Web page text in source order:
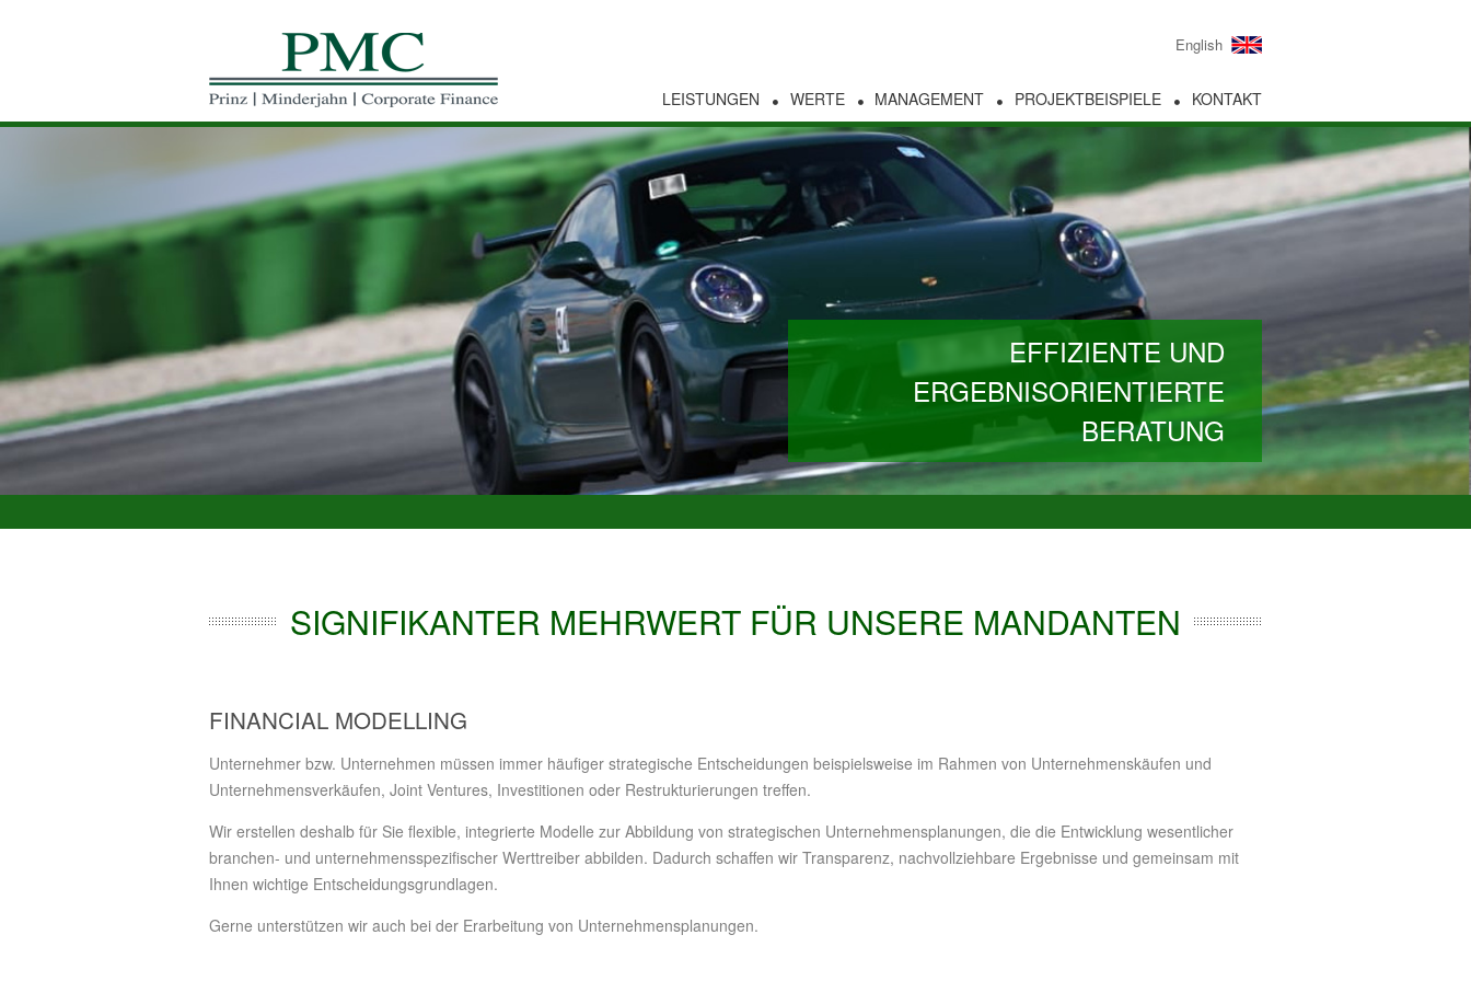
English
LEISTUNGEN WERTE MANAGEMENT PROJEKTBEISPIELE KONTAKT
EFFIZIENTE UND
ERGEBNISORIENTIERTE
BERATUNG
SIGNIFIKANTER MEHRWERT FÜR UNSERE MANDANTEN
FINANCIAL MODELLING
Unternehmer bzw. Unternehmen müssen immer häufiger strategische Entscheidungen beispielsweise im Rahmen von Unternehmenskäufen und
Unternehmensverkäufen, Joint Ventures, Investitionen oder Restrukturierungen treffen.
Wir erstellen deshalb für Sie flexible, integrierte Modelle zur Abbildung von strategischen Unternehmensplanungen, die die Entwicklung wesentlicher
branchen- und unternehmensspezifischer Werttreiber abbilden. Dadurch schaffen wir Transparenz, nachvollziehbare Ergebnisse und gemeinsam mit
Ihnen wichtige Entscheidungsgrundlagen.
Gerne unterstützen wir auch bei der Erarbeitung von Unternehmensplanungen.